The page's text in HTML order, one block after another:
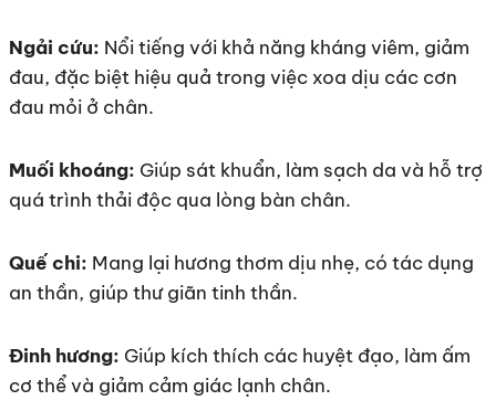
Ngải cứu: Nổi tiếng với khả năng kháng viêm, giảm
đau, đặc biệt hiệu quả trong việc xoa dịu các cơn
đau mỏi ở chân.
Muối khoáng: Giúp sát khuẩn, làm sạch da và hỗ trợ
quá trình thải độc qua lòng bàn chân.
Quế chi: Mang lại hương thơm dịu nhẹ, có tác dụng
an thần, giúp thư giãn tinh thần.
Đinh hương: Giúp kích thích các huyệt đạo, làm ấm
cơ thể và giảm cảm giác lạnh chân.